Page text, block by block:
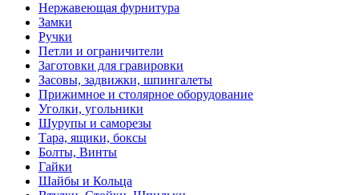
Нержавеющая фурнитура
Замки
Ручки
Петли и ограничители
Заготовки для гравировки
Засовы, задвижки, шпингалеты
Прижимное и столярное оборудование
Уголки, угольники
Шурупы и саморезы
Тара, ящики, боксы
Болты, Винты
Гайки
Шайбы и Кольца